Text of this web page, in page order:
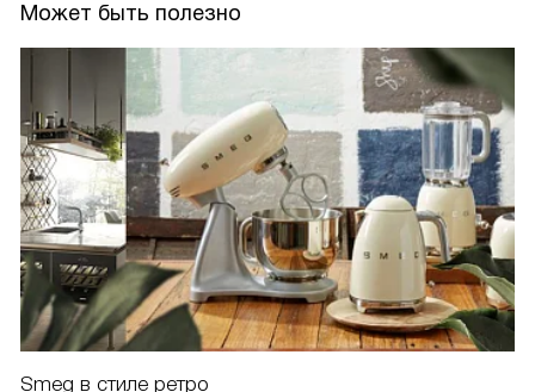
Может быть полезно
Smeg в стиле ретро